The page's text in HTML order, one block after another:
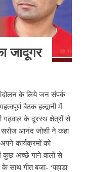
जादूगर
के लिये जन संपर्क
बैठक हल्द्वानी में
गढ़वाल के दूरस्थ क्षेत्रों से
सरोज आनंद जोशी ने कहा
कार्यक्रमों को
कुछ अच्छे गाने वालों से
साथ गीत बजा- ‘पहाडा